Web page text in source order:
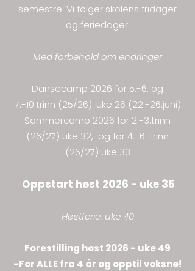
semestre. Vi følger skolens fridager
og feriedager.
Med forbehold om endringer
Dansecamp 2026 for 5.-6. og
7.-10.trinn (25/26): uke 26 (22.-26.juni)
Sommercamp 2026 for 2.-3.trinn
(26/27) uke 32, og for 4.-6. trinn
(26/27) uke 33
Oppstart høst 2026 - uke 35
Høstferie: uke 40​
Forestilling høst 2026 - uke 49
-For ALLE fra 4 år og opptil voksne!